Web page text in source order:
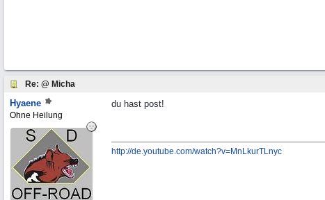
Re: @ Micha
Hyaene
Ohne Heilung
du hast post!
http://de.youtube.com/watch?v=MnLkurTLnyc